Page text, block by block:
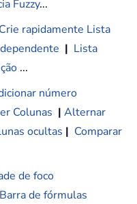
Fuzzy...
Crie rapidamente Lista
| Lista
...
número
Colunas | Alternar
ocultas | Comparar
de foco
Barra de fórmulas